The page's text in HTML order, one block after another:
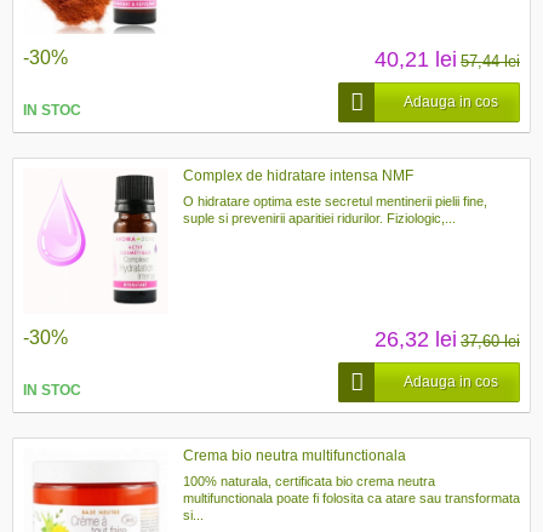
-30% 40,21 lei 57,44 lei
IN STOC
Adauga in cos
Complex de hidratare intensa NMF
O hidratare optima este secretul mentinerii pielii fine,
suple si prevenirii aparitiei ridurilor. Fiziologic,...
-30% 26,32 lei 37,60 lei
IN STOC
Adauga in cos
Crema bio neutra multifunctionala
100% naturala, certificata bio crema neutra
multifunctionala poate fi folosita ca atare sau transformata
si...